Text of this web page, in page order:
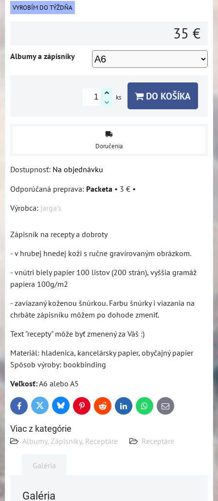
VYROBÍM DO TÝŽDŇA
35 €
Albumy a zápisníky
ks DO KOŠÍKA
Doručenia
Dostupnosť: Na objednávku
Packeta • 3 € •
Výrobca: jarga's
Zápisník na recepty a dobroty
- v hrubej hnedej koži s ručne gravírovaným obrázkom.
- vnútri biely papier 100 listov (200 strán), vyššia gramáž
papiera 100g/m2
- zaviazaný koženou šnúrkou. Farbu šnúrky i viazania na
chrbáte zápisníku môžem po dohode zmeniť.
Text "recepty" môže byť zmenený za Váš :)
Materiál: hladenica, kancelársky papier, obyčajný papier
Spôsob výroby: bookbinding
Veľkosť:A6 alebo A5
FacebookTwitter BlueskyPinterestReddit LinkedInWhatsApp
E-
mail
Viac z kategórie
Albumy, Zápisníky, Receptáre Receptáre
Galéria
Galéria